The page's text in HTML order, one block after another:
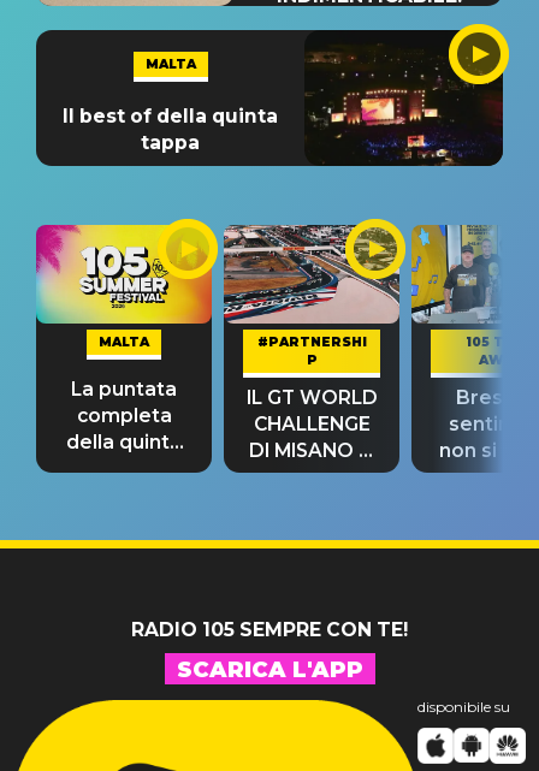
MALTA
Il best of della quinta
tappa
MALTA
La puntata
completa
della quinta
tappa
#PARTNERSHI
P
IL GT WORLD
CHALLENGE
DI MISANO si
riconferma
105 TAKE
AWAY
Bresh:
non si
fino alla
RADIO 105 SEMPRE CON TE!
SCARICA L'APP
disponibile su